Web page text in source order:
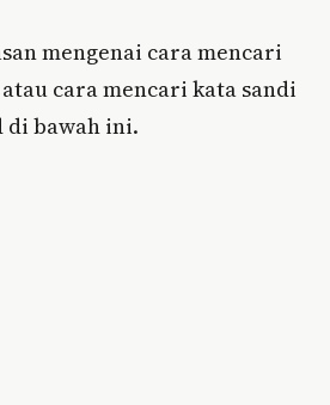
mengenai cara mencari
cara mencari kata sandi
di bawah ini.